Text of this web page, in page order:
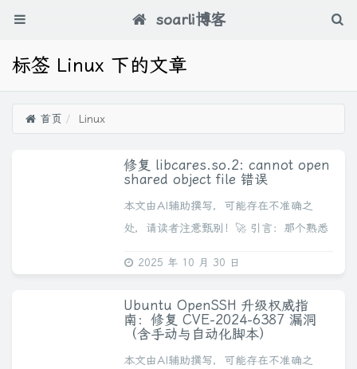
soarli博客
标签 Linux 下的文章
首页 Linux
修复 libcares.so.2: cannot open
shared object file 错误
本文由AI辅助撰写，可能存在不准确之
处，请读者注意甄别！🚀 引言：那个熟悉
了自定义版本的软件（比如 curl），你可
2025 年 10 月 30 日
Ubuntu OpenSSH 升级权威指
南：修复 CVE-2024-6387 漏洞
（含手动与自动化脚本）
本文由AI辅助撰写，可能存在不准确之